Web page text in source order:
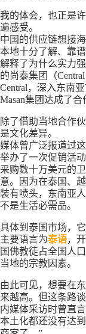
我的体会，也正是
遍感受。
中国的供应链想接
本地十分了解、靠
解释了为什么实力
的尚泰集团（
Central，深入东南
Masan集团达成了合
除了借助当地合作
是文化差异。
媒体曾广泛报道过
举办了一次促销活
采购数十万美元的
意。因为在泰国、
装有喷头，东南亚
不是生活必需品。
具体到泰国市场，
主要语言为泰语，
国佛教徒占全国人
当地的宗教因素。
由此可见，想要在
来越高。但这条路
内媒体采访时曾直
本土化都还没有达